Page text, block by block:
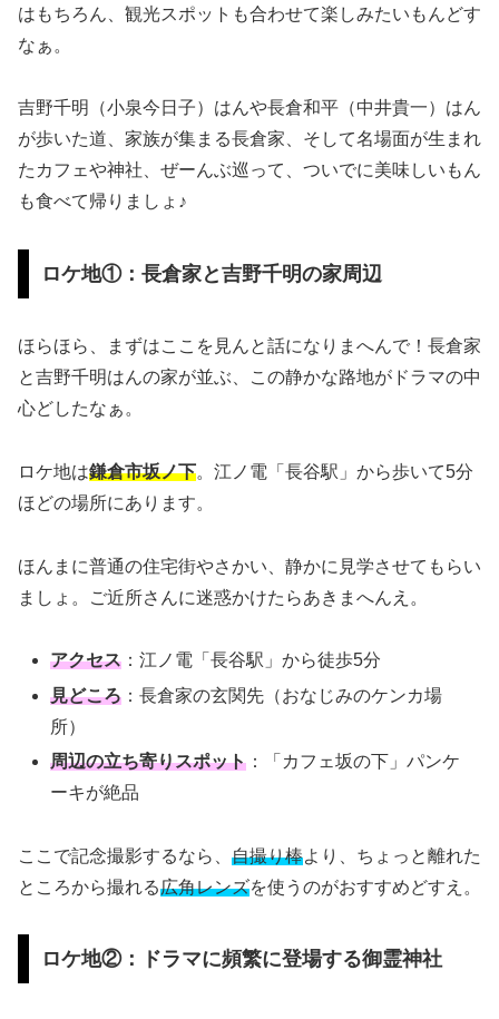
はもちろん、観光スポットも合わせて楽しみたいもんどす
なぁ。
吉野千明（小泉今日子）はんや長倉和平（中井貴一）はん
が歩いた道、家族が集まる長倉家、そして名場面が生まれ
たカフェや神社、ぜーんぶ巡って、ついでに美味しいもん
も食べて帰りましょ♪
ロケ地①：長倉家と吉野千明の家周辺
ほらほら、まずはここを見んと話になりまへんで！長倉家
と吉野千明はんの家が並ぶ、この静かな路地がドラマの中
心どしたなぁ。
ロケ地は鎌倉市坂ノ下。江ノ電「長谷駅」から歩いて5分
ほどの場所にあります。
ほんまに普通の住宅街やさかい、静かに見学させてもらい
ましょ。ご近所さんに迷惑かけたらあきまへんえ。
アクセス ：江ノ電「長谷駅」から徒歩5分
見どころ ：長倉家の玄関先（おなじみのケンカ場
所）
周辺の立ち寄りスポット ：「カフェ坂の下」パンケ
ーキが絶品
ここで記念撮影するなら、 自撮り棒より、ちょっと離れた
ところから撮れる広角レンズを使うのがおすすめどすえ。
ロケ地②：ドラマに頻繁に登場する御霊神社